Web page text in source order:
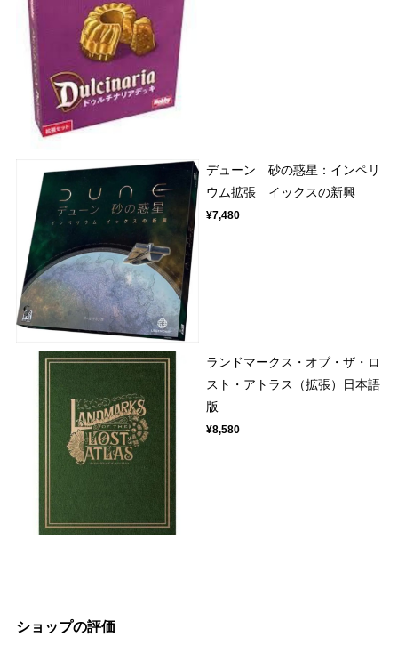
デューン 砂の惑星：インペリ
ウム拡張 イックスの新興
¥7,480
ランドマークス・オブ・ザ・ロ
スト・アトラス（拡張）日本語
版
¥8,580
ショップの評価